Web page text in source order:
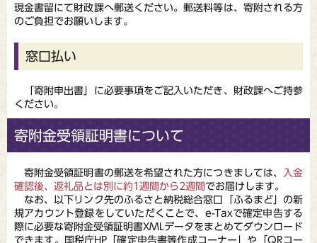
現金書留にて財政課へ郵送ください。郵送料等は、寄附される方
のご負担でお願いします。
窓口払い
「寄附申出書」に必要事項をご記入いただき、財政課へご持参
ください。
寄附金受領証明書について
寄附金受領証明書の郵送を希望された方につきましては、
入金
確認後、返礼品とは別に約1週間から2週間 でお届けします。
なお、以下リンク先のふるさと納税総合窓口「ふるまど」の新
規アカウント登録をしていただくことで、e-Taxで確定申告する
際に必要な寄附金受領証明書XMLデータをまとめてダウンロード
できます。国税庁HP「確定申告書等作成コーナー」や「QRコー